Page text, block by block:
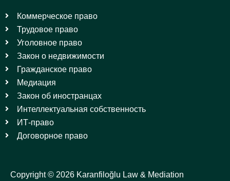
Коммерческое право
Трудовое право
Уголовное право
Закон о недвижимости
Гражданское право
Медиация
Закон об иностранцах
Интеллектуальная собственность
ИТ-право
Договорное право
Copyright © 2026 Karanfiloğlu Law & Mediation